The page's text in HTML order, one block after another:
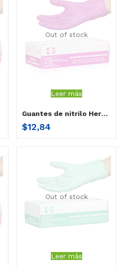
Out of stock
Leer más
Guantes de nitrilo Herenco rosado mediano
$12,84
Out of stock
Leer más